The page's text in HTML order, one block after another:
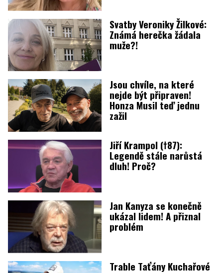
Svatby Veroniky Žilkové:
Známá herečka žádala
muže?!
Jsou chvíle, na které
nejde být připraven!
Honza Musil teď jednu
zažil
Jiří Krampol (†87):
Legendě stále narůstá
dluh! Proč?
Jan Kanyza se konečně
ukázal lidem! A přiznal
problém
Trable Taťány Kuchařové